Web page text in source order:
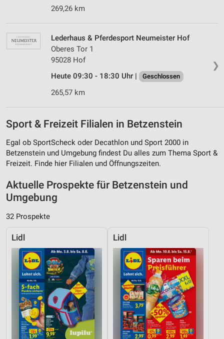
269,26 km
❯
Lederhaus & Pferdesport Neumeister Hof
Oberes Tor 1
95028 Hof
Heute 09:30 - 18:30 Uhr |
Geschlossen
265,57 km
Sport & Freizeit Filialen in Betzenstein
Egal ob SportScheck oder Decathlon und Sport 2000 in
Betzenstein und Umgebung findest Du alles zum Thema Sport &
Freizeit. Finde hier Filialen und Öffnungszeiten.
Aktuelle Prospekte für Betzenstein und
Umgebung
32 Prospekte
Lidl Lidl